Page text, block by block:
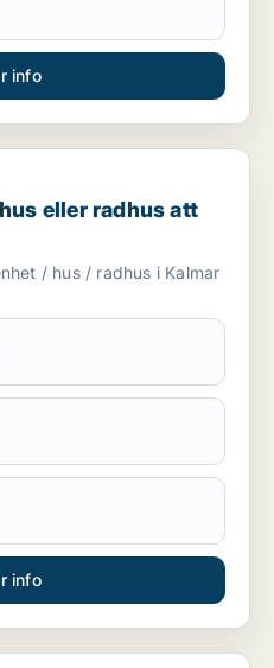
info
radhus att hyra i Kalmar
eller radhus att
/ hus / radhus i Kalmar
info